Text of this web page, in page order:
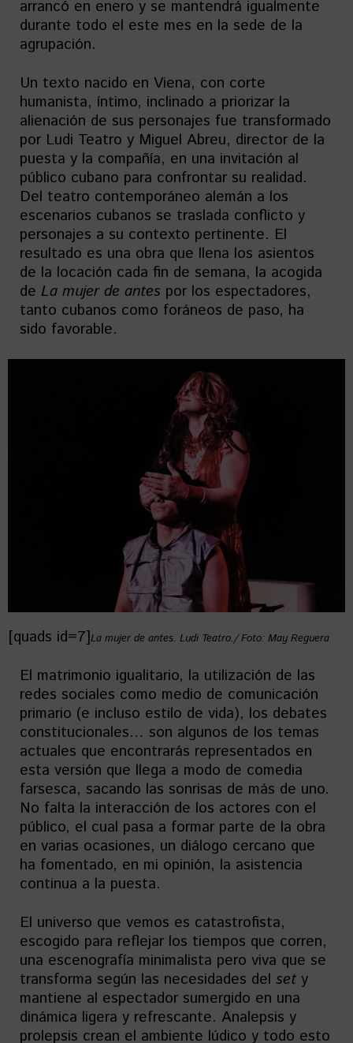
arrancó en enero y se mantendrá igualmente
durante todo el este mes en la sede de la
agrupación.
Un texto nacido en Viena, con corte
humanista, íntimo, inclinado a priorizar la
alienación de sus personajes fue transformado
por Ludi Teatro y Miguel Abreu, director de la
puesta y la compañía, en una invitación al
público cubano para confrontar su realidad.
Del teatro contemporáneo alemán a los
escenarios cubanos se traslada conflicto y
personajes a su contexto pertinente. El
resultado es una obra que llena los asientos
de la locación cada fin de semana, la acogida
de La mujer de antes por los espectadores,
tanto cubanos como foráneos de paso, ha
sido favorable.
[quads id=7]La mujer de antes. Ludi Teatro./ Foto: May Reguera
El matrimonio igualitario, la utilización de las
redes sociales como medio de comunicación
primario (e incluso estilo de vida), los debates
constitucionales… son algunos de los temas
actuales que encontrarás representados en
esta versión que llega a modo de comedia
farsesca, sacando las sonrisas de más de uno.
No falta la interacción de los actores con el
público, el cual pasa a formar parte de la obra
en varias ocasiones, un diálogo cercano que
ha fomentado, en mi opinión, la asistencia
continua a la puesta.
El universo que vemos es catastrofista,
escogido para reflejar los tiempos que corren,
una escenografía minimalista pero viva que se
transforma según las necesidades del set y
mantiene al espectador sumergido en una
dinámica ligera y refrescante. Analepsis y
prolepsis crean el ambiente lúdico y todo esto